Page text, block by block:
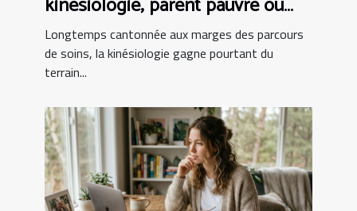
alliée incontournable ?
Longtemps cantonnée aux marges des parcours
de soins, la kinésiologie gagne pourtant du
terrain...